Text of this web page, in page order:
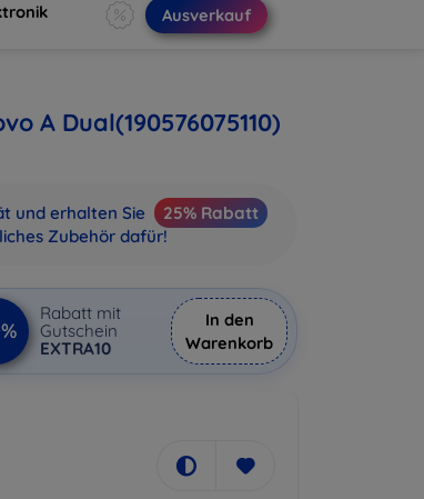
Ausverkauf
A Dual(190576075110)
und erhalten Sie
25% Rabatt
Zubehör dafür!
Rabatt mit
Gutschein
EXTRA10
In den
Warenkorb